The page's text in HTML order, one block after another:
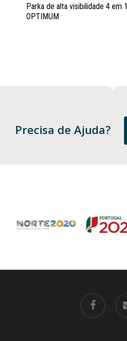
Parka de alta visibilidade 4 em 1
OPTIMUM
Precisa de Ajuda?
facebook